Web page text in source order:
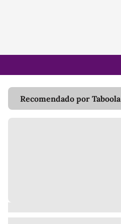
Recomendado por Taboola